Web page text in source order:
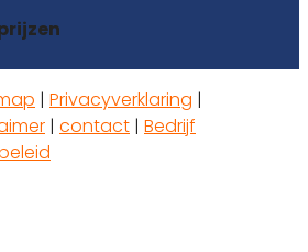
| Privacyverklaring |
| contact | Bedrijf